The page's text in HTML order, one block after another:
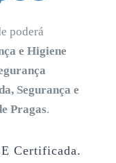
poderá
e Higiene
Segurança e
Pragas.
Certificada.